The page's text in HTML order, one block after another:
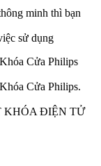
minh thì bạn
sử dụng
Cửa Philips
Cửa Philips.
KHÓA ĐIỆN TỬ